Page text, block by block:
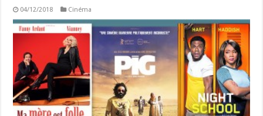
04/12/2018 Cinéma